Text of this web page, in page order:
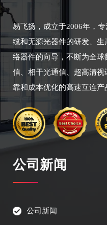
易飞扬，成立于2006年，
缆和无源光器件的研发、
络器件的向导，不断为全
信、相干光通信、超高清
靠和成本优化的高速互连产
公司新闻
公司新闻